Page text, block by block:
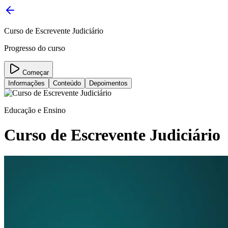
Curso de Escrevente Judiciário
Progresso do curso
Começar
Informações
Conteúdo Depoimentos
Educação e Ensino
Curso de Escrevente Judiciário